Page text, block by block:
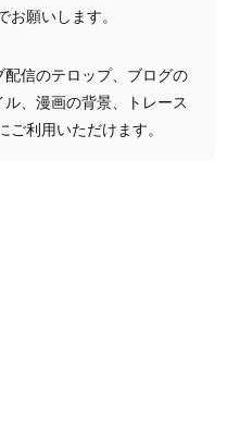
お願いします。
配信のテロップ、ブログの
ル、漫画の背景、トレース
ご利用いただけます。